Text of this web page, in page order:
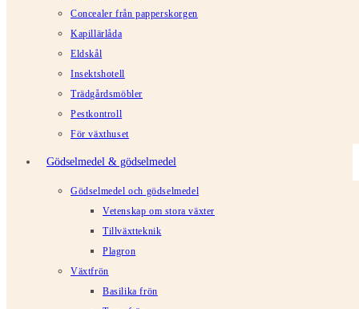
Concealer från papperskorgen
Kapillärlåda
Eldskål
Insektshotell
Trädgårdsmöbler
Pestkontroll
För växthuset
Gödselmedel & gödselmedel
Gödselmedel och gödselmedel
Vetenskap om stora växter
Tillväxtteknik
Plagron
Växtfrön
Basilika frön